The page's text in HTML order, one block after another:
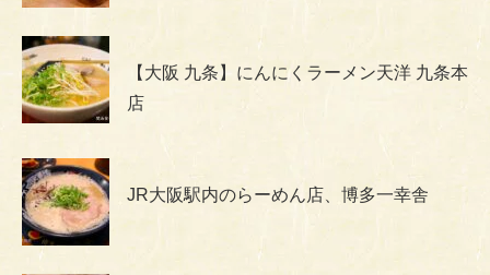
【大阪 九条】にんにくラーメン天洋 九条本
店
JR大阪駅内のらーめん店、博多一幸舎